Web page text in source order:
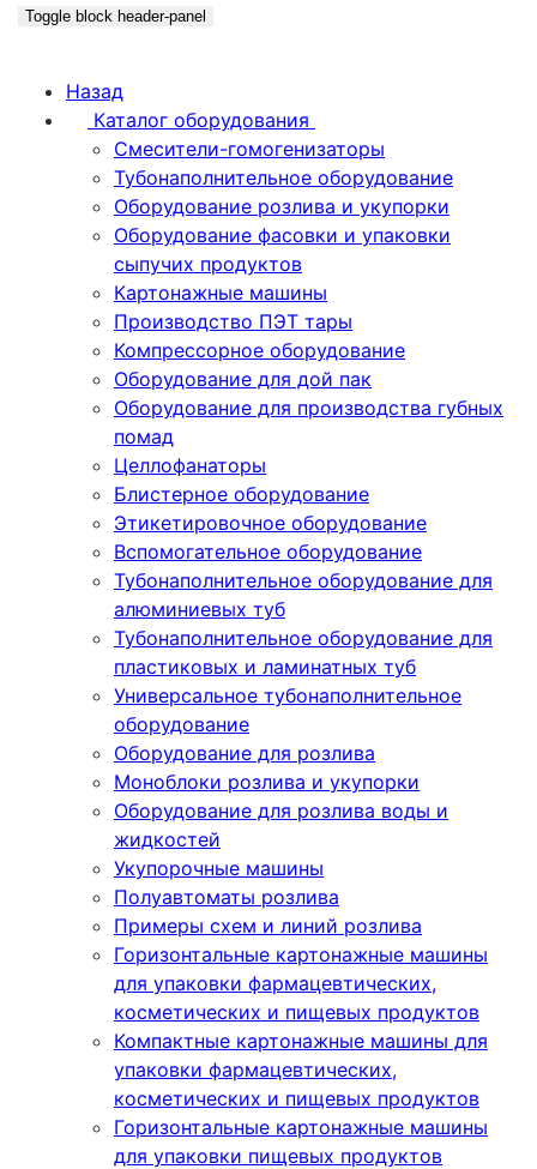
Toggle block header-panel
Назад
Каталог оборудования
Смесители-гомогенизаторы
Тубонаполнительное оборудование
Оборудование розлива и укупорки
Оборудование фасовки и упаковки
сыпучих продуктов
Картонажные машины
Производство ПЭТ тары
Компрессорное оборудование
Оборудование для дой пак
Оборудование для производства губных
помад
Целлофанаторы
Блистерное оборудование
Этикетировочное оборудование
Вспомогательное оборудование
Тубонаполнительное оборудование для
алюминиевых туб
Тубонаполнительное оборудование для
пластиковых и ламинатных туб
Универсальное тубонаполнительное
оборудование
Оборудование для розлива
Моноблоки розлива и укупорки
Оборудование для розлива воды и
жидкостей
Укупорочные машины
Полуавтоматы розлива
Примеры схем и линий розлива
Горизонтальные картонажные машины
для упаковки фармацевтических,
косметических и пищевых продуктов
Компактные картонажные машины для
упаковки фармацевтических,
косметических и пищевых продуктов
Горизонтальные картонажные машины
для упаковки пищевых продуктов